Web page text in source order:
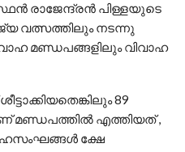
രാജേന്ദ്രൻ പിള്ളയുടെ
വത്സത്തിലും നടന്നു
മണ്ഡപങ്ങളിലും വിവാഹ
89
മണ്ഡപത്തിൽ എത്തിയത് ,
ക്ഷേ